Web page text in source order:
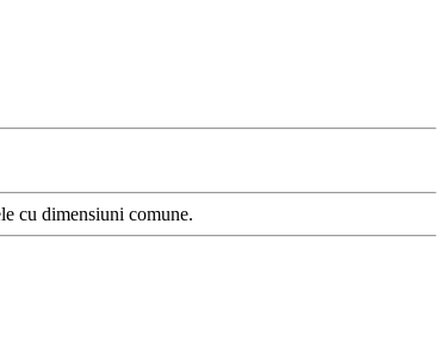
cu dimensiuni comune.